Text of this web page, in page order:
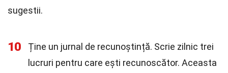
sugestii.
10
Ține un jurnal de recunoștință. Scrie zilnic trei
lucruri pentru care ești recunoscător. Aceasta